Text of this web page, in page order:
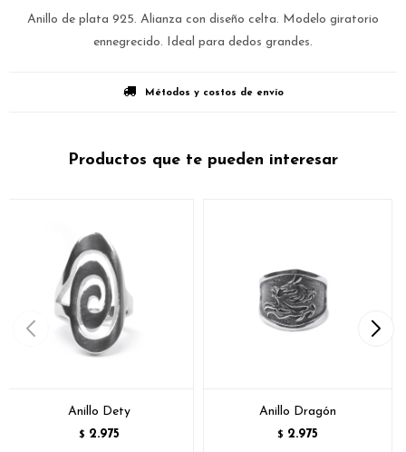
Anillo de plata 925. Alianza con diseño celta. Modelo giratorio
ennegrecido. Ideal para dedos grandes.
Métodos y costos de envío
Productos que te pueden interesar
Anillo Dety
$ 2.975
Anillo Dragón
$ 2.975